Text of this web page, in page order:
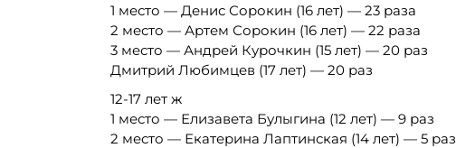
1 место — Денис Сорокин (16 лет) — 23 раза
2 место — Артем Сорокин (16 лет) — 22 раза
3 место — Андрей Курочкин (15 лет) — 20 раз
Дмитрий Любимцев (17 лет) — 20 раз
12-17 лет ж
1 место — Елизавета Булыгина (12 лет) — 9 раз
2 место — Екатерина Лаптинская (14 лет) — 5 раз